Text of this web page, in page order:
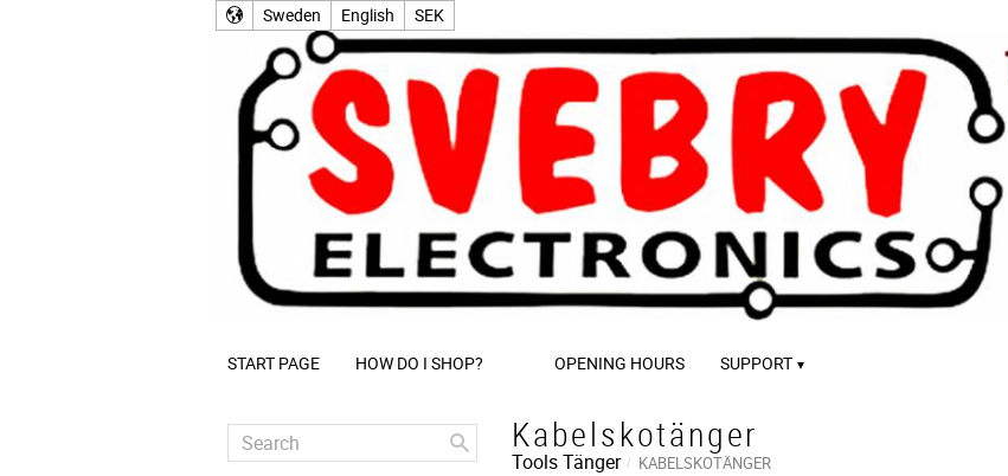
Sweden English SEK
START PAGE HOW DO I SHOP? OPENING HOURS SUPPORT
Kabelskotänger
ToolsTänger KABELSKOTÄNGER